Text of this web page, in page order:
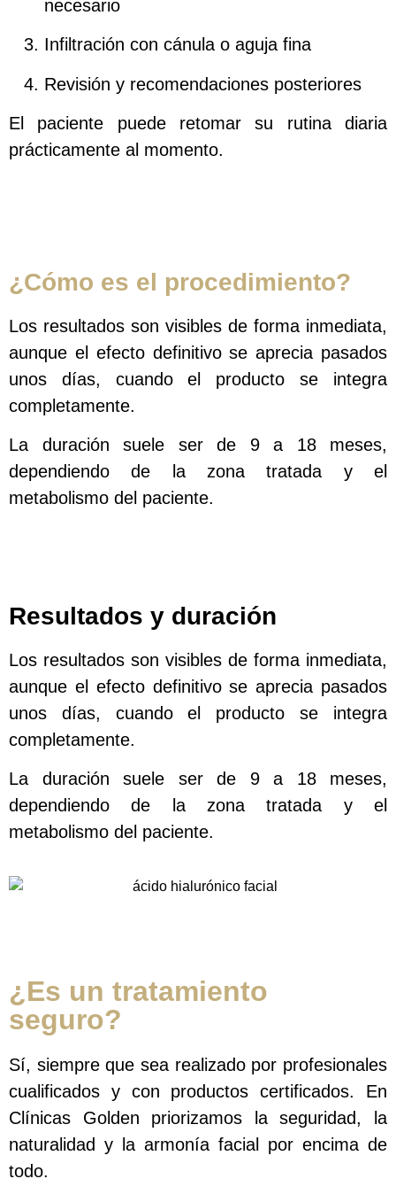
necesario
Infiltración con cánula o aguja fina
Revisión y recomendaciones posteriores
El paciente puede retomar su rutina diaria
prácticamente al momento.
¿Cómo es el procedimiento?
Los resultados son visibles de forma inmediata,
aunque el efecto definitivo se aprecia pasados
unos días, cuando el producto se integra
completamente.
La duración suele ser de 9 a 18 meses,
dependiendo de la zona tratada y el
metabolismo del paciente.
Resultados y duración
Los resultados son visibles de forma inmediata,
aunque el efecto definitivo se aprecia pasados
unos días, cuando el producto se integra
completamente.
La duración suele ser de 9 a 18 meses,
dependiendo de la zona tratada y el
metabolismo del paciente.
¿Es un tratamiento
seguro?
Sí, siempre que sea realizado por profesionales
cualificados y con productos certificados. En
Clínicas Golden priorizamos la seguridad, la
naturalidad y la armonía facial por encima de
todo.